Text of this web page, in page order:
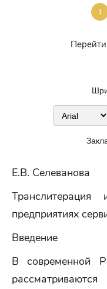
1
Е.В. Селеванова
предприятиях
Введение
В современной